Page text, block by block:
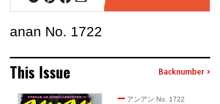
anan No. 1722
This Issue Backnumber
アンアン No. 1722